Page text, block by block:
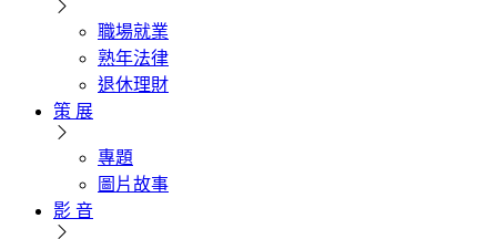
職場就業
熟年法律
退休理財
策 展
專題
圖片故事
影 音